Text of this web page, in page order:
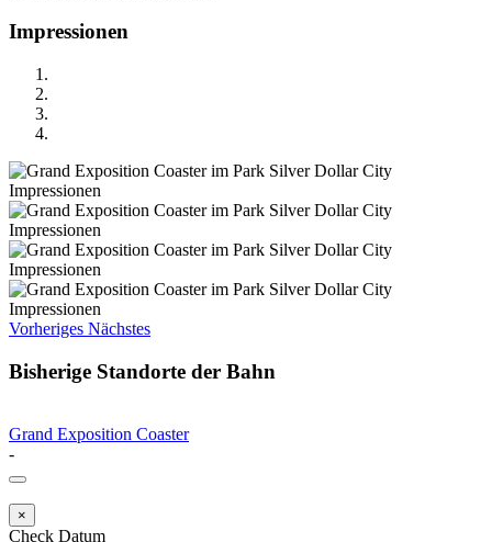
Impressionen
Vorheriges Nächstes
Bisherige Standorte der Bahn
Grand Exposition Coaster
-
×
Check Datum